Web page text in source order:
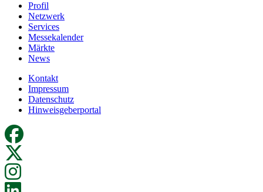
Profil
Netzwerk
Services
Messekalender
Märkte
News
Kontakt
Impressum
Datenschutz
Hinweisgeberportal